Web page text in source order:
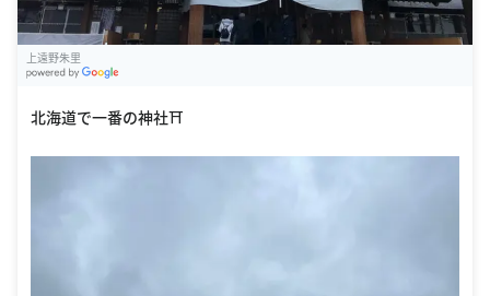
上遠野朱里
北海道で一番の神社⛩